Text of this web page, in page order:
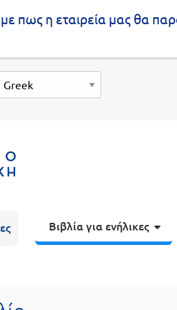
πως η εταιρεία μας θα
Βιβλία για ενήλικες